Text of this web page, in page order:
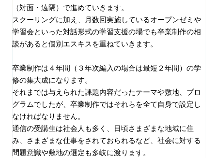
（対面・遠隔）で進めていきます。
スクーリングに加え、月数回実施しているオープンゼミや
学習会といった対話形式の学習支援の場でも卒業制作の相
談があると個別エスキスを重ねていきます。
卒業制作は４年間（３年次編入の場合は最短２年間）の学
修の集大成になります。
それまでは与えられた課題内容だったテーマや敷地、プロ
グラムでしたが、卒業制作ではそれらを全て自身で設定し
なければなりません。
通信の受講生は社会人も多く、日頃さまざまな地域に住
み、さまざまな仕事をされておられるなど、社会に対する
問題意識や敷地の選定も多岐に渡ります。